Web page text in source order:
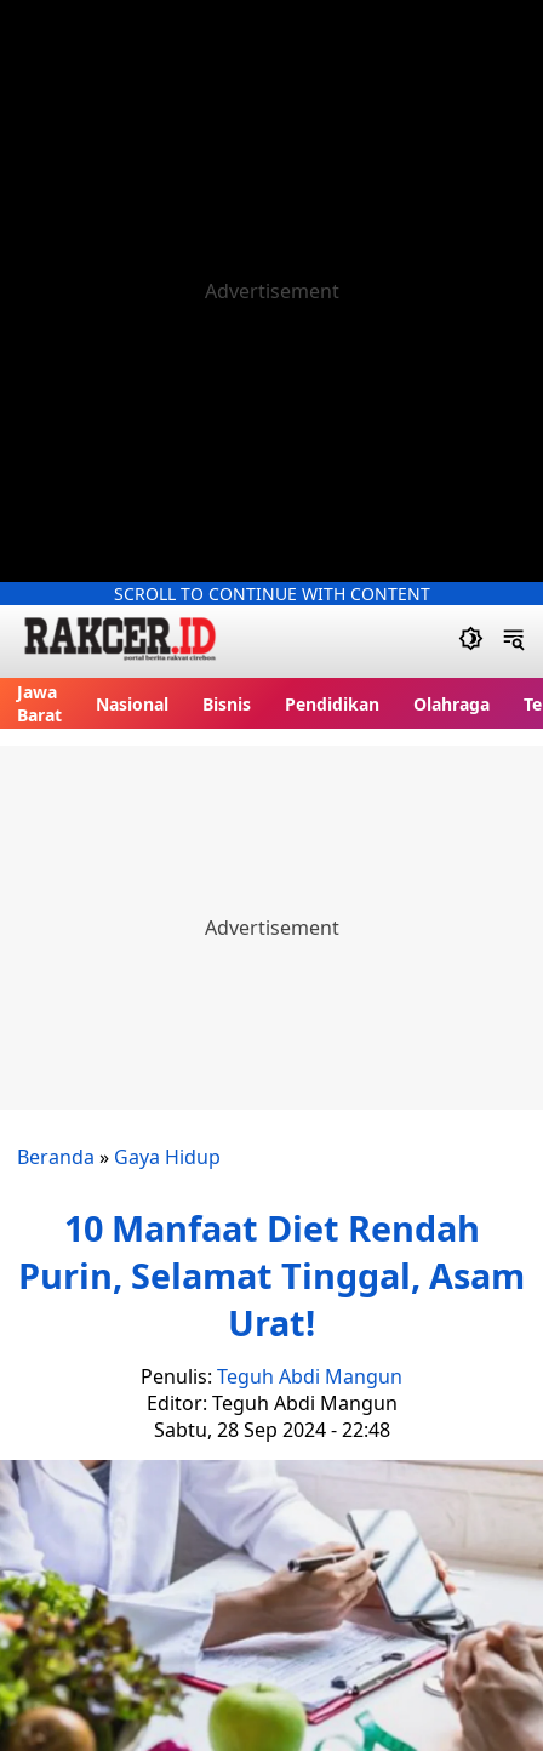
SCROLL TO CONTINUE WITH CONTENT
Jawa
Barat
Nasional Bisnis Pendidikan Olahraga
Beranda » Gaya Hidup
10 Manfaat Diet Rendah
Purin, Selamat Tinggal, Asam
Urat!
Penulis: Teguh Abdi Mangun
Editor: Teguh Abdi Mangun
Sabtu, 28 Sep 2024 - 22:48